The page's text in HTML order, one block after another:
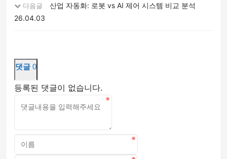
다음글
산업 자동화: 로봇 vs AI 제어 시스템 비교 분석
26.04.03
댓글 0
등록된 댓글이 없습니다.